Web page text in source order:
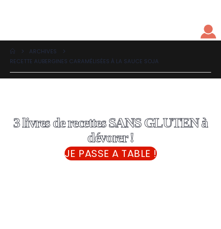
ARCHIVES
RECETTE AUBERGINES CARAMÉLISÉES À LA SAUCE SOJA
3 livres de recettes SANS GLUTEN à
dévorer !
JE PASSE A TABLE !